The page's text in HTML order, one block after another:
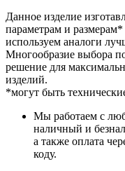
Данное изделие
параметрам и
используем аналоги
Многообразие выбора
решение для
изделий.
*могут быть
Мы работаем с
наличный и
а также оплата
коду.